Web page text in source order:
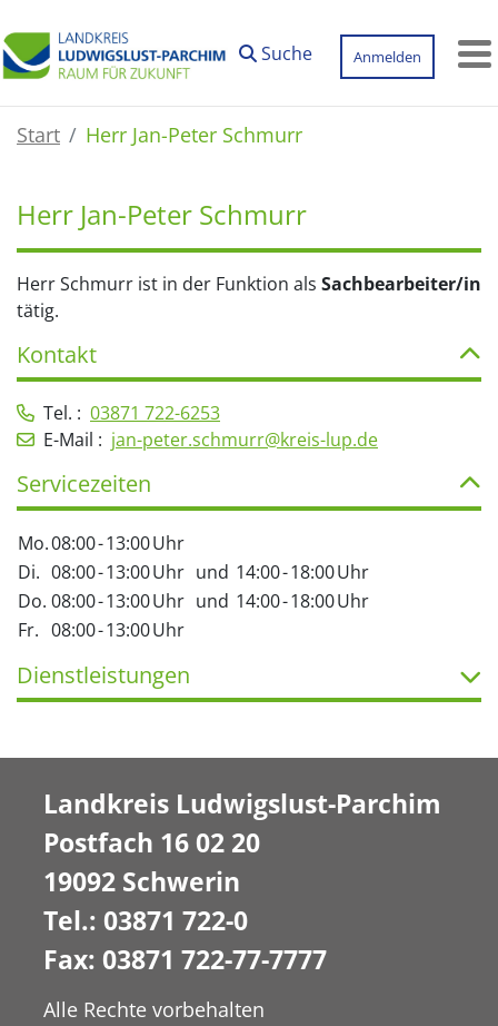
Suche
Anmelden
Start Herr Jan-Peter Schmurr
Herr Jan-Peter Schmurr
Herr Schmurr ist in der Funktion als Sachbearbeiter/in
tätig.
Kontakt
Tel. : 03871 722-6253
E-Mail : jan-peter.schmurr@kreis-lup.de
Servicezeiten
Mo.08:00-13:00Uhr
Di. 08:00-13:00Uhr und 14:00-18:00Uhr
Do. 08:00-13:00Uhr und 14:00-18:00Uhr
Fr. 08:00-13:00Uhr
Dienstleistungen
Landkreis Ludwigslust-Parchim
Postfach 16 02 20
19092 Schwerin
Tel.: 03871 722-0
Fax: 03871 722-77-7777
Alle Rechte vorbehalten